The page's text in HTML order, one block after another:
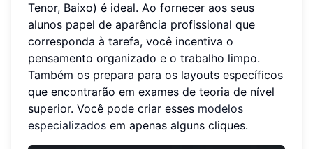
Tenor, Baixo) é ideal. Ao fornecer aos seus
alunos papel de aparência profissional que
corresponda à tarefa, você incentiva o
pensamento organizado e o trabalho limpo.
Também os prepara para os layouts específicos
que encontrarão em exames de teoria de nível
superior. Você pode criar esses modelos
especializados em apenas alguns cliques.